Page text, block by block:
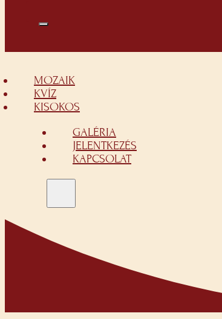
MOZAIK
KVÍZ
KISOKOS
GALÉRIA
JELENTKEZÉS
KAPCSOLAT